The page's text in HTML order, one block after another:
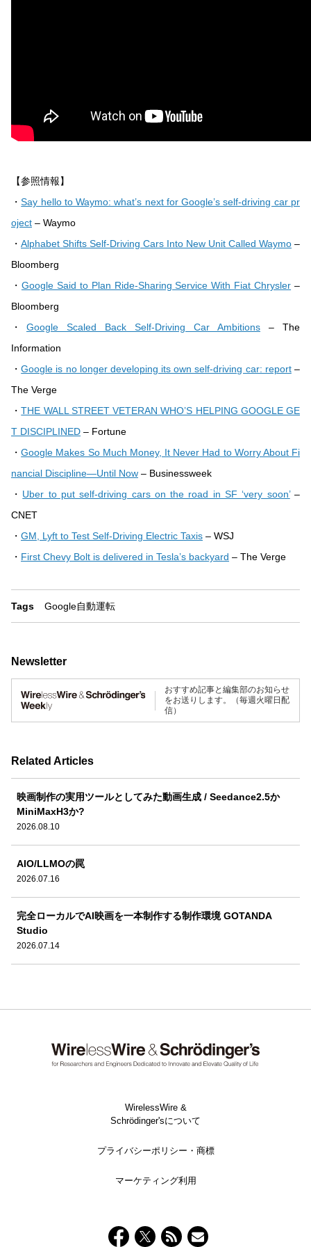
【参照情報】
・Say hello to Waymo: what’s next for Google’s self-driving car pr
oject – Waymo
・ Alphabet Shifts Self-Driving Cars Into New Unit Called Waymo –
Bloomberg
・ Google Said to Plan Ride-Sharing Service With Fiat Chrysler –
Bloomberg
・ Google Scaled Back Self-Driving Car Ambitions – The
Information
・Google is no longer developing its own self-driving car: report–
The Verge
・THE WALL STREET VETERAN WHO’S HELPING GOOGLE GE
T DISCIPLINED – Fortune
・Google Makes So Much Money, It Never Had to Worry About Fi
nancial Discipline—Until Now – Businessweek
・ ​Uber to put self-driving cars on the road in SF ‘very soon’–
CNET
・ GM, Lyft to Test Self-Driving Electric Taxis – WSJ
・ First Chevy Bolt is delivered in Tesla’s backyard – The Verge
Tags Google自動運転
Newsletter
おすすめ記事と編集部のお知らせ
をお送りします。（毎週火曜日配
信）
Related Articles
映画制作の実用ツールとしてみた動画生成 / Seedance2.5か
MiniMaxH3か?
2026.08.10
AIO/LLMOの罠
2026.07.16
完全ローカルでAI映画を一本制作する制作環境 GOTANDA
Studio
2026.07.14
WirelessWire &
Schrödinger'sについて
プライバシーポリシー・商標
マーケティング利用